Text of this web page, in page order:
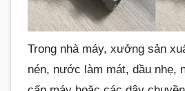
Trong nhà máy, xưởng sản
nén, nước làm mát, dầu nhẹ,